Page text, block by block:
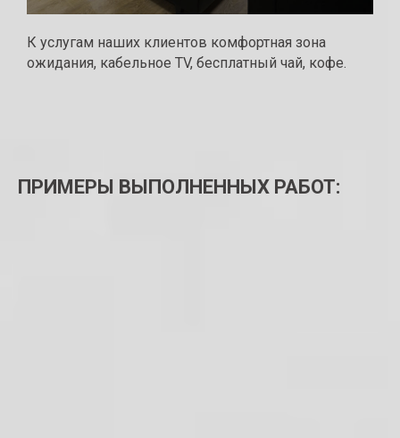
К услугам наших клиентов комфортная зона
ожидания, кабельное TV, бесплатный чай, кофе.
ПРИМЕРЫ ВЫПОЛНЕННЫХ РАБОТ: